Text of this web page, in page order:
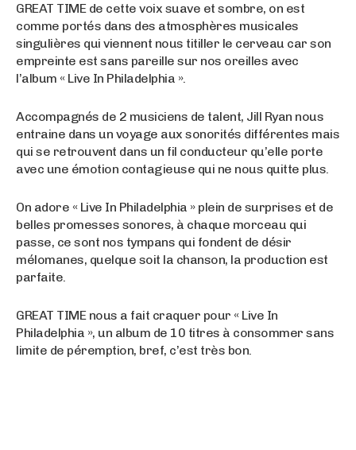
GREAT TIME de cette voix suave et sombre, on est
comme portés dans des atmosphères musicales
singulières qui viennent nous titiller le cerveau car son
empreinte est sans pareille sur nos oreilles avec
l’album « Live In Philadelphia ».
Accompagnés de 2 musiciens de talent, Jill Ryan nous
entraine dans un voyage aux sonorités différentes mais
qui se retrouvent dans un fil conducteur qu’elle porte
avec une émotion contagieuse qui ne nous quitte plus.
On adore « Live In Philadelphia » plein de surprises et de
belles promesses sonores, à chaque morceau qui
passe, ce sont nos tympans qui fondent de désir
mélomanes, quelque soit la chanson, la production est
parfaite.
GREAT TIME nous a fait craquer pour « Live In
Philadelphia », un album de 10 titres à consommer sans
limite de péremption, bref, c’est très bon.